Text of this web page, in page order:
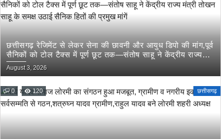
छत्तीसगढ़ रेजिमेंट से लेकर सेना की छावनी और आयुध डिपो की मांग,पूर्व
सैनिकों को टोल टैक्स में पूर्ण छूट तक—संतोष साहू ने केंद्रीय राज्य
मंत्री तोखन साहू के समक्ष उठाई सैनिक हितों की प्रमुख मांगें
August 3, 2026
0 120 छत्तीसगढ़